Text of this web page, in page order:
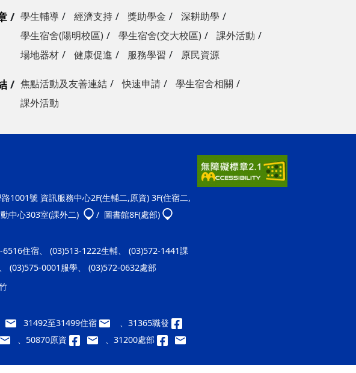
學生輔導 經濟支持 獎助學金
深耕助學
學生宿舍(陽明校區)
學生宿舍(交大校區)
課外活動
場地器材
健康促進 服務學習 原民資源
焦點活動及友善連結 快速申請
學生宿舍相關
課外活動
1001號 資訊服務中心2F(生輔二,原資) 3F(住宿二,
中心303室(課外二)
/ 圖書館8F(處部)
住宿、 (03)513-1222生輔、 (03)572-1441課
(03)575-0001服學、 (03)572-0632處部
31492至31499住宿
、31365職發
、50870原資 、31200處部